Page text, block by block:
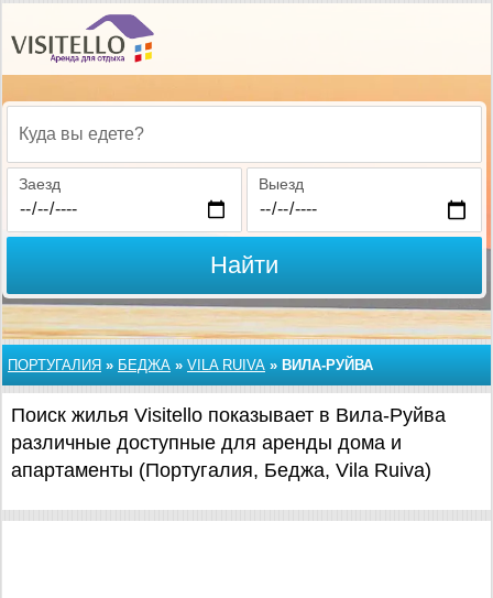
Куда вы едете?
Заезд Выезд
Найти
ПОРТУГАЛИЯ » БЕДЖА » VILA RUIVA » ВИЛА-РУЙВА
Поиск жилья Visitello показывает в Вила-Руйва
различные доступные для аренды дома и
апартаменты (Португалия, Беджа, Vila Ruiva)